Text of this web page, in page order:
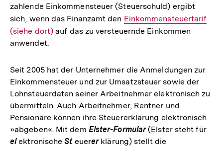
zahlende Einkommensteuer (Steuerschuld) ergibt
sich, wenn das Finanzamt den Interner
Link:
Einkommensteuertarif
(siehe dort)auf das zu versteuernde Einkommen
anwendet.
Seit 2005 hat der Unternehmer die Anmeldungen zur
Einkommensteuer und zur Umsatzsteuer sowie der
Lohnsteuerdaten seiner Arbeitnehmer elektronisch zu
übermitteln. Auch Arbeitnehmer, Rentner und
Pensionäre können ihre Steuererklärung elektronisch
»abgeben«. Mit dem Elster-Formular(Elster steht für
elektronischeSteuererklärung) stellt die